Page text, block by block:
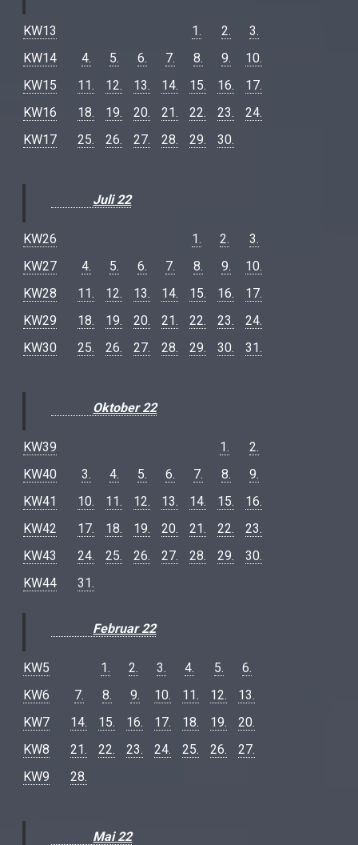
KW13 1. 2.
3.
KW14
4. 5. 6. 7. 8. 9.
10.
KW15
11. 12. 13. 14. 15. 16.
17.
KW16
18. 19. 20. 21. 22. 23.
24.
KW17
25. 26. 27. 28. 29. 30.
Juli 22
KW26 1. 2.
3.
KW27
4. 5. 6. 7. 8. 9.
10.
KW28
11. 12. 13. 14. 15. 16.
17.
KW29
18. 19. 20. 21. 22. 23.
24.
KW30
25. 26. 27. 28. 29. 30. 31.
Oktober 22
KW39 1.
2.
KW40
3. 4. 5. 6. 7. 8.
9.
KW41
10. 11. 12. 13. 14. 15.
16.
KW42
17. 18. 19. 20. 21. 22.
23.
KW43
24. 25. 26. 27. 28. 29.
30.
KW44
31.
Februar 22
KW5 1. 2. 3. 4. 5.
6.
KW6
7. 8. 9. 10. 11. 12.
13.
KW7
14. 15. 16. 17. 18. 19.
20.
KW8
21. 22. 23. 24. 25. 26.
27.
KW9
28.
Mai 22